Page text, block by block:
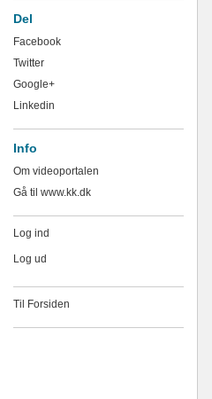
Del
Facebook
Twitter
Google+
Linkedin
Info
Om videoportalen
Gå til www.kk.dk
Log ind
Log ud
Til Forsiden